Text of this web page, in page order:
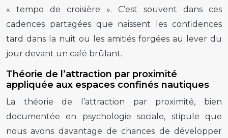
« tempo de croisière ». C’est souvent dans ces
cadences partagées que naissent les confidences
tard dans la nuit ou les amitiés forgées au lever du
jour devant un café brûlant.
Théorie de l’attraction par proximité
appliquée aux espaces confinés nautiques
La théorie de l’attraction par proximité, bien
documentée en psychologie sociale, stipule que
nous avons davantage de chances de développer